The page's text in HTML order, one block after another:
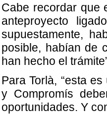
Cabe recordar que
anteproyecto
supuestamente,
posible, habían de
han hecho el
Para Torlà, “esta
y Compromís
oportunidades. Y